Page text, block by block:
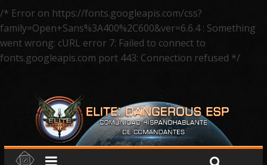
/* Error on https://fonts.googleapis.com/css?
family=Open+Sans%3A400%2C600&ver=6.6.4 : Something
went wrong: cURL error 7: Failed to connect to
fonts.googleapis.com port 443: Connection refused */